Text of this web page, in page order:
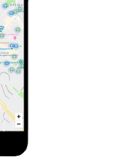
зруйнована разом з
під час
Після багаторічної
джерелах має
насадження
спадкоємцям
саду з
та
залишилася тільки
Андріївської